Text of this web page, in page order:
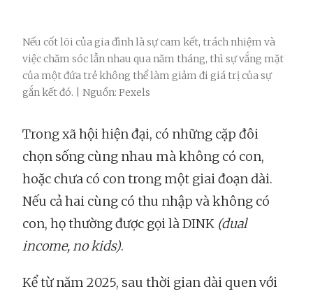
Nếu cốt lõi của gia đình là sự cam kết, trách nhiệm và
việc chăm sóc lẫn nhau qua năm tháng, thì sự vắng mặt
của một đứa trẻ không thể làm giảm đi giá trị của sự
gắn kết đó. | Nguồn: Pexels
Trong xã hội hiện đại, có những cặp đôi
chọn sống cùng nhau mà không có con,
hoặc chưa có con trong một giai đoạn dài.
Nếu cả hai cùng có thu nhập và không có
con, họ thường được gọi là DINK (dual
income, no kids).
Kể từ năm 2025, sau thời gian dài quen với